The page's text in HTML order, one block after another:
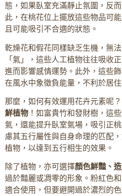
態，如果臥室充滿靜止氛圍，反
此，在桃花位上擺放這些物品可
且可能吸引不合適的狀態。
乾燥花和假花同樣缺乏生機，無
「氣」，這些人工植物往往吸收
進而影響感情運勢。此外，這些
在風水中象徵負能量，不利於居
那麼，如何有效運用花卉元素呢
鮮植物 ！如富貴竹和發財樹，這
氣，還能提升臥室氣場，吸引正
慮其五行屬性與自身命理的匹配
植物，以達到五行相生的效果。
除了植物，亦可選擇顏色鮮豔、
過於豔麗或凋零的形象。粉紅色
適合使用，但要避開過於濃烈的